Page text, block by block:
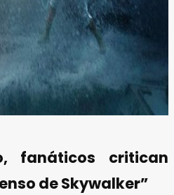
fanáticos critican
de Skywalker”